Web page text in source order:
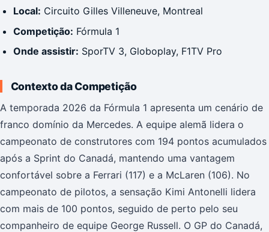
Local: Circuito Gilles Villeneuve, Montreal
Competição: Fórmula 1
Onde assistir: SporTV 3, Globoplay, F1TV Pro
Contexto da Competição
A temporada 2026 da Fórmula 1 apresenta um cenário de
franco domínio da Mercedes. A equipe alemã lidera o
campeonato de construtores com 194 pontos acumulados
após a Sprint do Canadá, mantendo uma vantagem
confortável sobre a Ferrari (117) e a McLaren (106). No
campeonato de pilotos, a sensação Kimi Antonelli lidera
com mais de 100 pontos, seguido de perto pelo seu
companheiro de equipe George Russell. O GP do Canadá,